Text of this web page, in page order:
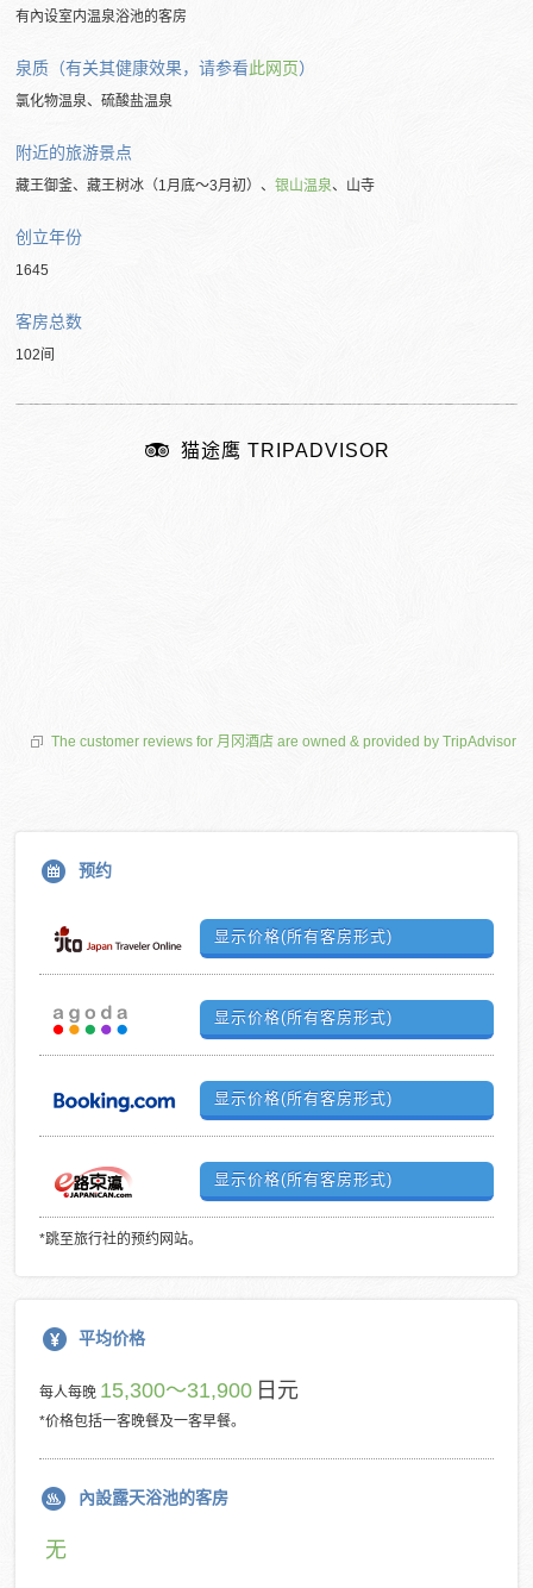
有內设室内温泉浴池的客房
泉质（有关其健康效果，请参看此网页）
氯化物温泉、硫酸盐温泉
附近的旅游景点
藏王御釜、藏王树冰（1月底～3月初）、银山温泉、山寺
创立年份
1645
客房总数
102间
猫途鹰 TRIPADVISOR
The customer reviews for 月冈酒店 are owned & provided by TripAdvisor
预约
显示价格(所有客房形式)
显示价格(所有客房形式)
显示价格(所有客房形式)
显示价格(所有客房形式)
*跳至旅行社的预约网站。
平均价格
每人每晚 15,300～31,900 日元
*价格包括一客晚餐及一客早餐。
內設露天浴池的客房
无